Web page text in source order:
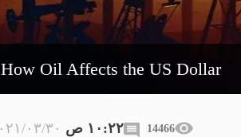
How Oil Affects the US Dollar
١٠:٢٢ ص 14466